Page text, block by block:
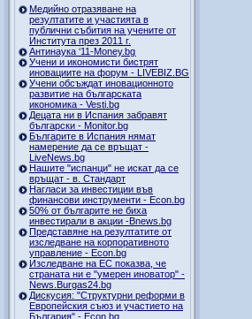
Медийно отразяване на
резултатите и участията в
публични събития на учените от
Института през 2011 г.
Антинаука ‘11-Money.bg
Учени и икономисти бистрят
иновациите на форум - LIVEBIZ.BG
Учени обсъждат иновационното
развитие на българската
икономика - Vesti.bg
Децата ни в Испания забравят
български - Monitor.bg
Българите в Испания нямат
намерение да се връщат -
LiveNews.bg
Нашите "испанци" не искат да се
връщат - в. Стандарт
Нагласи за инвестиции във
финансови инструменти - Econ.bg
50% от българите не биха
инвестирали в акции -Bnews.bg
Представяне на резултатите от
изследване на корпоративното
управление - Econ.bg
Изследване на ЕС показва, че
страната ни е "умерен иноватор" -
News.Burgas24.bg
Дискусия: "Структурни реформи в
Европейския съюз и участието на
България" - Econ.bg